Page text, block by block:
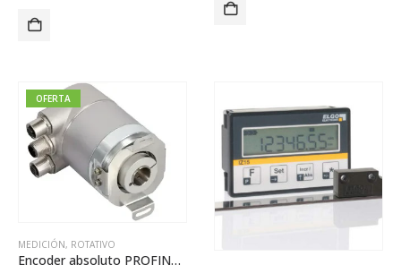
OFERTA
MEDICIÓN, ROTATIVO
Encoder absoluto PROFINET UCD-EIC1B-1413-HAS0-PRM